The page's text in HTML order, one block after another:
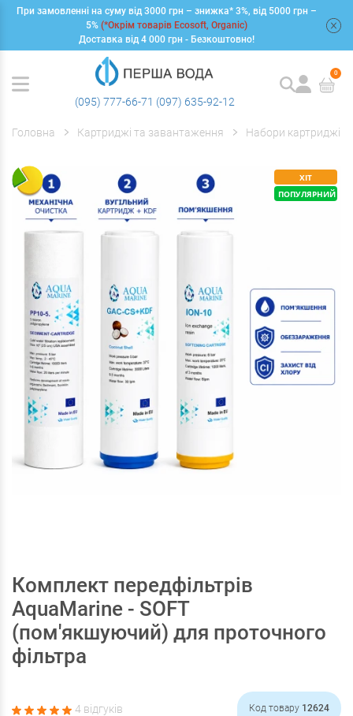
При замовленні на суму від 3000 грн – знижка* 3%, від 5000 грн –
5% (*Окрім товарів Ecosoft, Organic)
Доставка від 4 000 грн - Безкоштовно!
(095) 777-66-71 (097) 635-92-12
0
Головна Картриджі та завантаження Набори картриджів
ХІТ
ПОПУЛЯРНИЙ
Комплект передфільтрів
AquaMarine - SOFT
(пом'якшуючий) для проточного
фільтра
4 відгуків Код товару 12624